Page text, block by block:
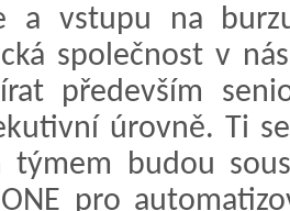
a vstupu na
společnost v
především
úrovně. Ti
týmem budou
pro